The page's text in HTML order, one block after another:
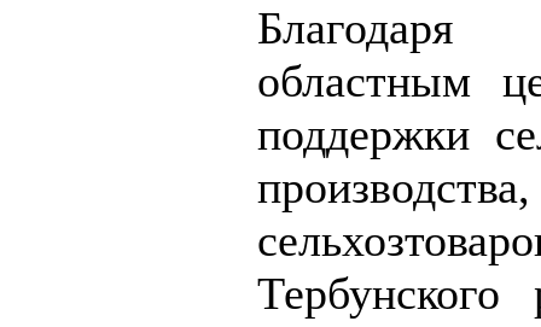
областным
поддержки
производства,